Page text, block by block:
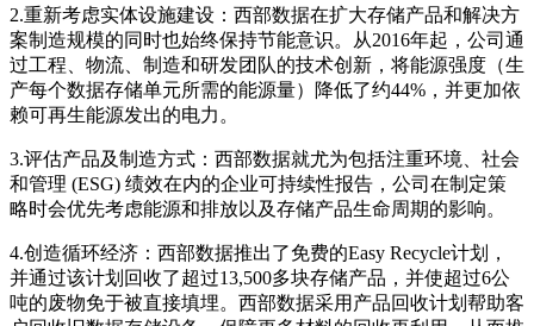
2.重新考虑实体设施建设：西部数据在扩大存储产品和解决方
案制造规模的同时也始终保持节能意识。从2016年起，公司通
过工程、物流、制造和研发团队的技术创新，将能源强度（生
产每个数据存储单元所需的能源量）降低了约44%，并更加依
赖可再生能源发出的电力。
3.评估产品及制造方式：西部数据就尤为包括注重环境、社会
和管理 (ESG) 绩效在内的企业可持续性报告，公司在制定策
略时会优先考虑能源和排放以及存储产品生命周期的影响。
4.创造循环经济：西部数据推出了免费的Easy Recycle计划，
并通过该计划回收了超过13,500多块存储产品，并使超过6公
吨的废物免于被直接填埋。西部数据采用产品回收计划帮助客